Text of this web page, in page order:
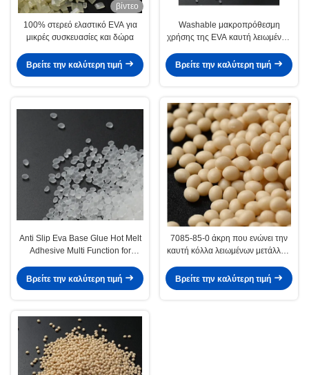
βίντεο
100% στερεό ελαστικό EVA για
μικρές συσκευασίες και δώρα
Βρείτε την καλύτερη τιμή
Washable μακροπρόθεσμη
χρήσης της EVA καυτή λειωμένων
ταπήτων Bas αντιολισθητική
Βρείτε την καλύτερη τιμή
Anti Slip Eva Base Glue Hot Melt
Adhesive Multi Function for
Βρείτε την καλύτερη τιμή
7085-85-0 άκρη που ενώνει την
καυτή κόλλα λειωμένων μετάλλων
Βρείτε την καλύτερη τιμή